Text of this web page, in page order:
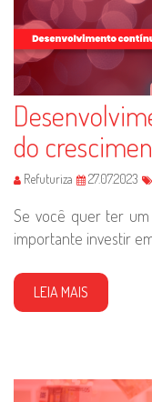
do
Refuturiza 27.07.2023
Se você quer ter
importante investir
LEIA MAIS